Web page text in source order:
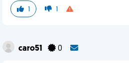
1 1
caro51 0